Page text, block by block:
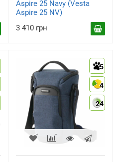
Aspire 25 Navy (Vesta
Aspire 25 NV)
3 410 грн
5
4
24